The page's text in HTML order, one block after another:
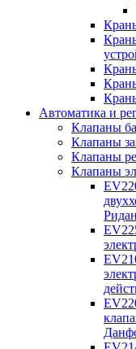
Автоматика и
Клапаны
Клапаны
Клапаны
Клапаны
Ридан